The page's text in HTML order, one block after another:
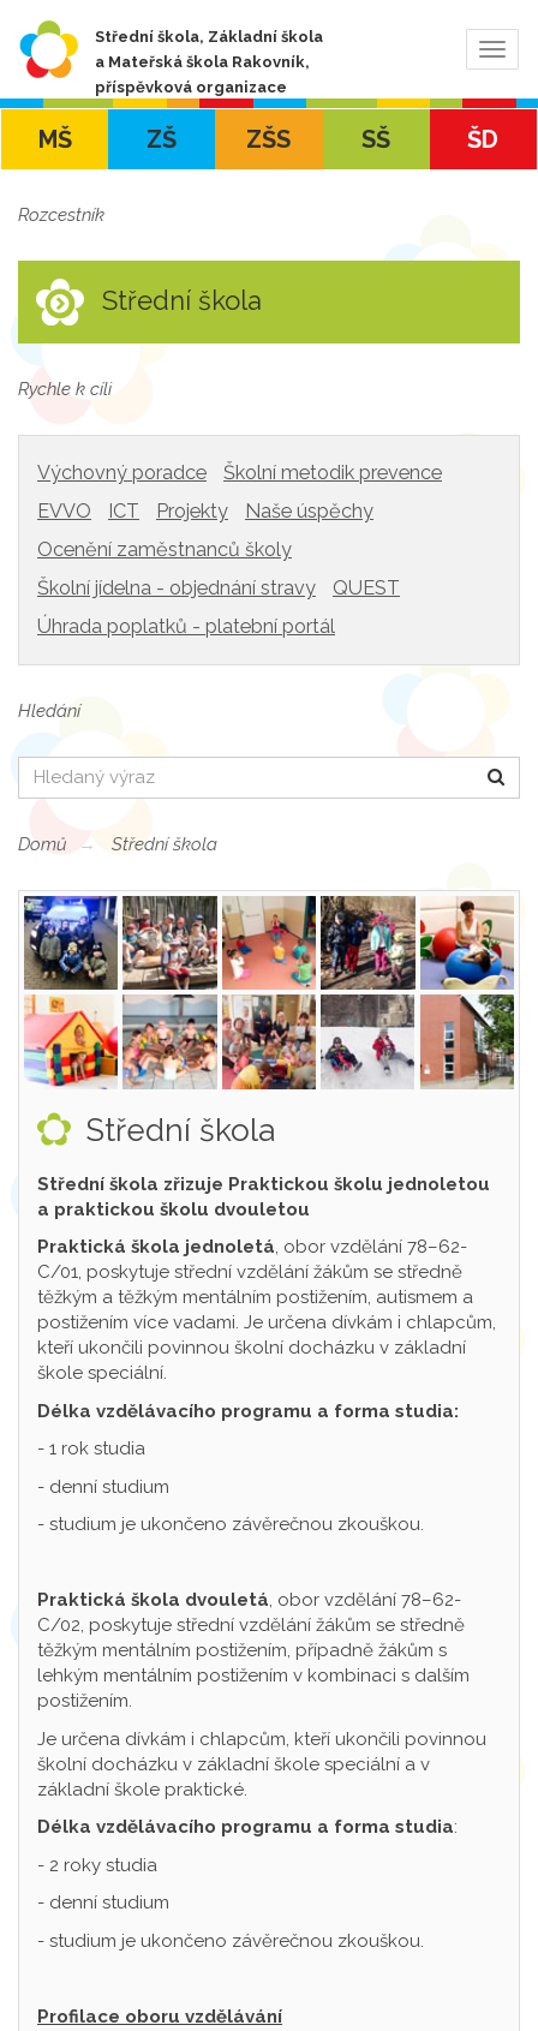
Střední škola, Základní škola
a Mateřská škola Rakovník,
příspěvková organizace
MŠ ZŠ ZŠS SŠ ŠD
Rozcestník
Střední škola
Rychle k cíli
Výchovný poradce
Školní metodik prevence
EVVO
ICT Projekty
Naše úspěchy
Ocenění zaměstnanců školy
Školní jídelna - objednání stravy
QUEST
Úhrada poplatků - platební portál
Hledání
Hledat
Domů Střední škola
Střední škola
Střední škola zřizuje Praktickou školu jednoletou
a praktickou školu dvouletou
Praktická škola jednoletá, obor vzdělání 78–62-
C/01, poskytuje střední vzdělání žákům se středně
těžkým a těžkým mentálním postižením, autismem a
postižením více vadami. Je určena dívkám i chlapcům,
kteří ukončili povinnou školní docházku v základní
škole speciální.
Délka vzdělávacího programu a forma studia:
- 1 rok studia
- denní studium
- studium je ukončeno závěrečnou zkouškou.
Praktická škola dvouletá, obor vzdělání 78–62-
C/02, poskytuje střední vzdělání žákům se středně
těžkým mentálním postižením, případně žákům s
lehkým mentálním postižením v kombinaci s dalším
postižením.
Je určena dívkám i chlapcům, kteří ukončili povinnou
školní docházku v základní škole speciální a v
základní škole praktické.
Délka vzdělávacího programu a forma studia:
- 2 roky studia
- denní studium
- studium je ukončeno závěrečnou zkouškou.
Profilace oboru vzdělávání